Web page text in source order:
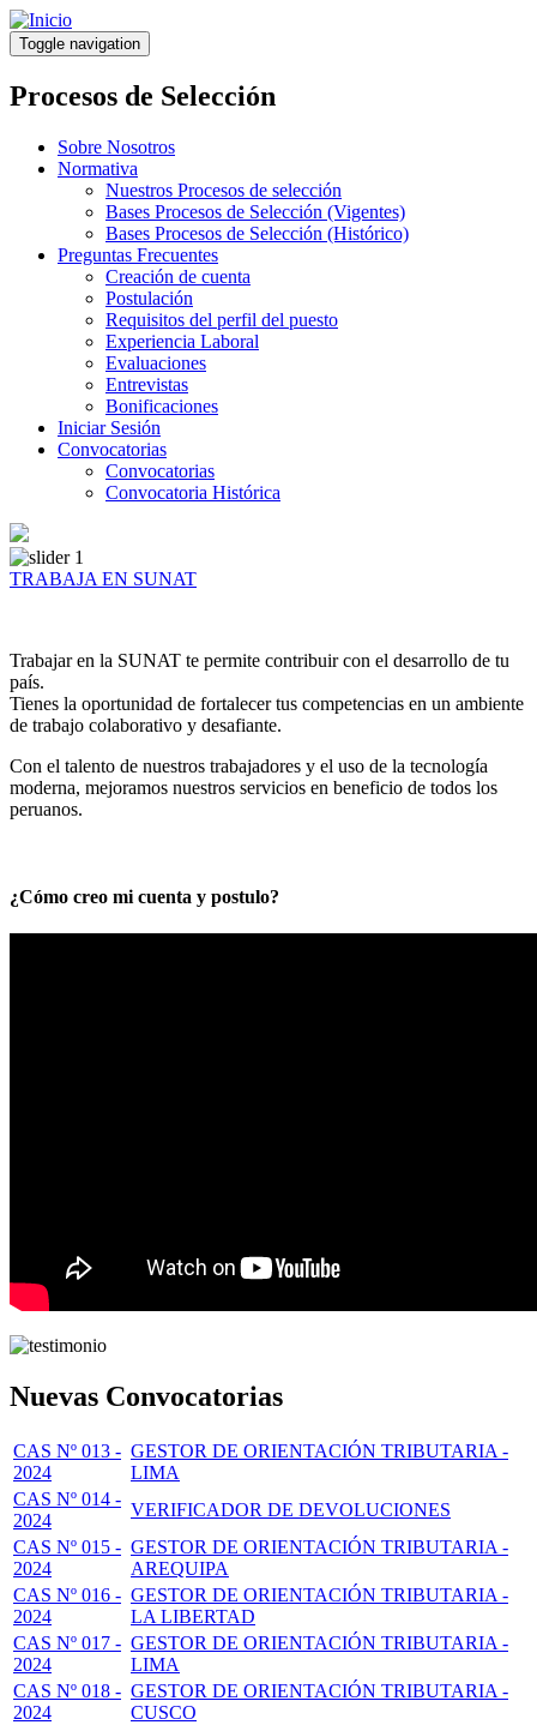
Pasar
al
contenido
principal
Toggle navigation
Procesos de Selección
Sobre Nosotros
Normativa
Nuestros Procesos de selección
Bases Procesos de Selección (Vigentes)
Bases Procesos de Selección (Histórico)
Preguntas Frecuentes
Creación de cuenta
Postulación
Requisitos del perfil del puesto
Experiencia Laboral
Evaluaciones
Entrevistas
Bonificaciones
Iniciar Sesión
Convocatorias
Convocatorias
Convocatoria Histórica
TRABAJA EN SUNAT
Trabajar en la SUNAT te permite contribuir con el desarrollo de tu
país.
Tienes la oportunidad de fortalecer tus competencias en un ambiente
de trabajo colaborativo y desafiante.
Con el talento de nuestros trabajadores y el uso de la tecnología
moderna, mejoramos nuestros servicios en beneficio de todos los
peruanos.
¿Cómo creo mi cuenta y postulo?
Nuevas Convocatorias
CAS Nº 013 -
2024
GESTOR DE ORIENTACIÓN TRIBUTARIA -
LIMA
CAS Nº 014 -
2024
VERIFICADOR DE DEVOLUCIONES
CAS Nº 015 -
2024
GESTOR DE ORIENTACIÓN TRIBUTARIA -
AREQUIPA
CAS Nº 016 -
2024
GESTOR DE ORIENTACIÓN TRIBUTARIA -
LA LIBERTAD
CAS Nº 017 -
2024
GESTOR DE ORIENTACIÓN TRIBUTARIA -
LIMA
CAS Nº 018 -
2024
GESTOR DE ORIENTACIÓN TRIBUTARIA -
CUSCO